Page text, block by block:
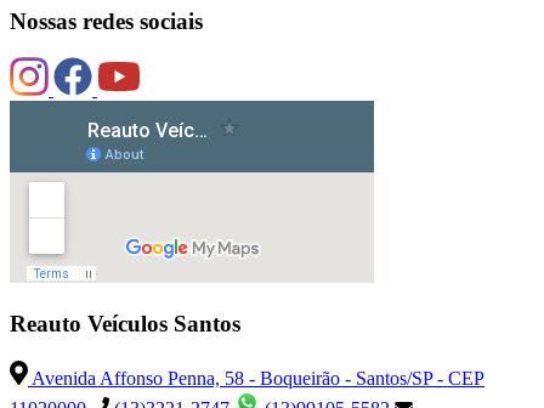
Nossas redes sociais
Reauto Veículos Santos
Avenida Affonso Penna, 58 - Boqueirão - Santos/SP - CEP